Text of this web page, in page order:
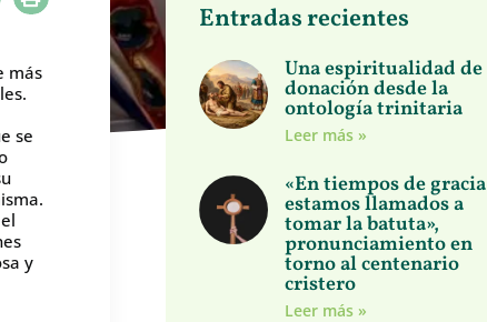
más
se
y
Entradas recientes
Una espiritualidad de
donación desde la
ontología trinitaria
Leer más »
«En tiempos de gracia
estamos llamados a
tomar la batuta»,
pronunciamiento en
torno al centenario
cristero
Leer más »